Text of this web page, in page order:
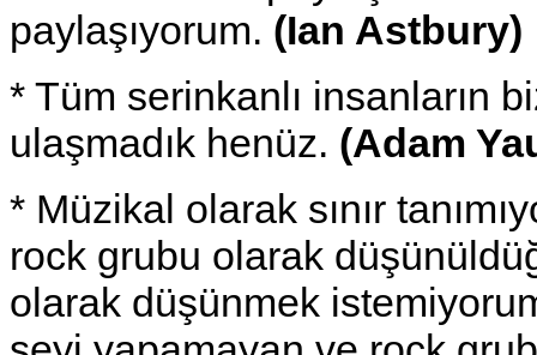
paylaşıyorum. (Ian Astbury)
* Tüm serinkanlı insanların
ulaşmadık henüz. (Adam
* Müzikal olarak sınır
rock grubu olarak
olarak düşünmek